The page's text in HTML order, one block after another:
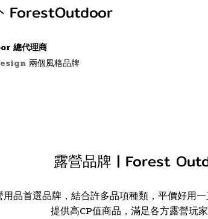
ForestOutdoor
總代理商
兩個風格品牌
露營品牌 | Forest
用品首選品牌，結合許多品項種類，平價好用
提供高CP值商品，滿足各方露營玩家